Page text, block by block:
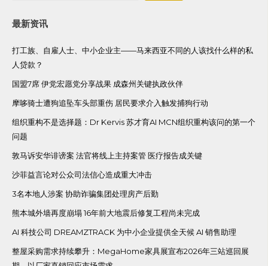
最新资讯
打工族、自雇人士、中小企业主——马来西亚不同的人该找什么样的私
人贷款？
国盟7席 伊党宏愿党分享战果 成森州关键执政伙伴
摩哆骑士遭狗追坠车头部重伤 居民要求介入触发捕狗行动
组织重构不是选择题：Dr Kervis 苏才育AI MCN组织重构该问的第一个
问题
敦马诉安华诽谤案 法官将线上主持案管 医疗报告成关键
沙菲益言论对公众司法信心造成重大冲击
3名本地人涉案 协助诈骗集团处理房产后勤
熊本城外墙再度崩塌 16年前大地震后修复工程尚未完成
AI 科技公司 DREAMZTRACK 为中小企业提供全天候 AI 销售助理
整屋采购需求持续攀升：MegaHome家具展宣布2026年三站巡回展